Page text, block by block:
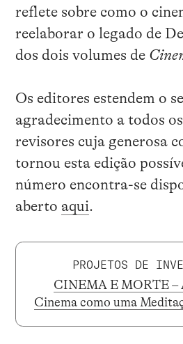
reflete sobre como o
reelaborar o legado de
dos dois volumes de
Os editores estendem o
agradecimento a todos
revisores cuja generosa
tornou esta edição
número encontra-se
aberto aqui.
PROJETOS DE
CINEMA E MORTE –
Cinema como uma